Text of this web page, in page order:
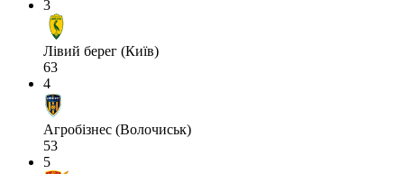
3
Лівий берег (Київ)
63
4
Агробізнес (Волочиськ)
53
5